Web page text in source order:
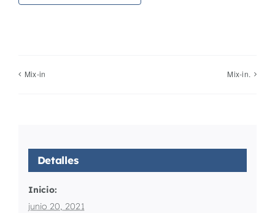
Mix-in Mix-in.
Detalles
Inicio:
junio 20, 2021